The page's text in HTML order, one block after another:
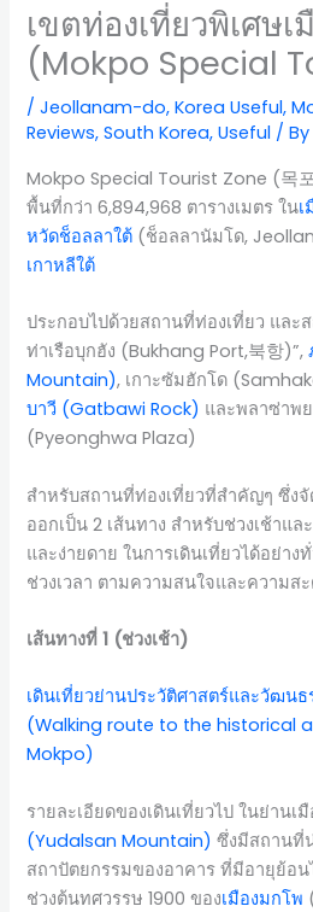
เขตท่องเที่ยวพิเศษ
(Mokpo Special
/Jeollanam-do,Korea Useful,
Reviews,South Korea,Useful /
Mokpo Special Tourist Zone (목
พื้นที่กว่า 6,894,968 ตารางเมตร ใน
หวัดช็อลลาใต้ (ช็อลลานัมโด,
เกาหลีใต้
ประกอบไปด้วยสถานที่ท่องเที่ยว แล
ท่าเรือบุกฮัง (Bukhang Port,북항)”,
Mountain), เกาะซัมฮักโด
บาวี (Gatbawi Rock) และพลาซ่าพ
(Pyeonghwa Plaza)
สำหรับสถานที่ท่องเที่ยวที่สำคัญๆ ซึ่งจั
ออกเป็น 2 เส้นทาง สำหรับช่วงเช้าแ
และง่ายดาย ในการเดินเที่ยวได้อย่า
ช่วงเวลา ตามความสนใจและความส
เส้นทางที่ 1 (ช่วงเช้า)
เดินเที่ยวย่านประวัติศาสตร์และวัฒน
(Walking route to the historical
Mokpo)
รายละเอียดของเดินเที่ยวไป ในย่านเ
(Yudalsan Mountain) ซึ่งมีสถานที่
สถาปัตยกรรมของอาคาร ที่มีอายุย้อ
ช่วงต้นทศวรรษ 1900 ของเมืองมกโพ